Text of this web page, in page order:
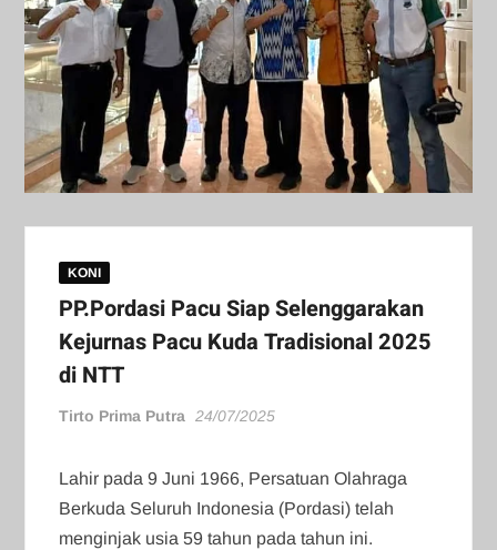
KONI
PP.Pordasi Pacu Siap Selenggarakan
Kejurnas Pacu Kuda Tradisional 2025
di NTT
Tirto Prima Putra 24/07/2025
Lahir pada 9 Juni 1966, Persatuan Olahraga
Berkuda Seluruh Indonesia (Pordasi) telah
menginjak usia 59 tahun pada tahun ini.